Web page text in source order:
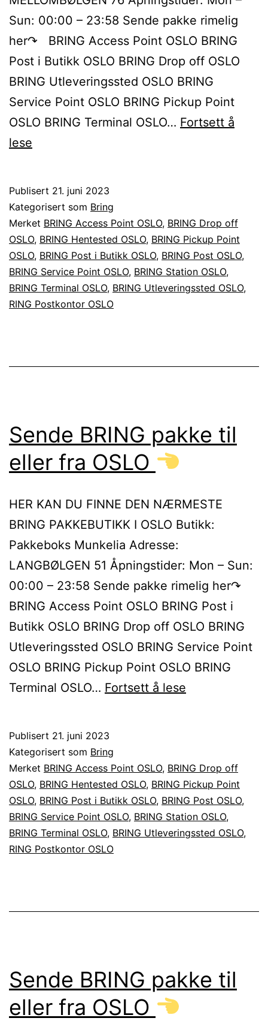
Sun: 00:00 – 23:58 Sende pakke rimelig
her↷ BRING Access Point OSLO BRING
Post i Butikk OSLO BRING Drop off OSLO
BRING Utleveringssted OSLO BRING
Service Point OSLO BRING Pickup Point
OSLO BRING Terminal OSLO… Fortsett å
lese
til
eller
fra
OSLO
Publisert 21. juni 2023
Kategorisert som Bring
Merket BRING Access Point OSLO, BRING Drop off
OSLO, BRING Hentested OSLO, BRING Pickup Point
OSLO, BRING Post i Butikk OSLO, BRING Post OSLO,
BRING Service Point OSLO, BRING Station OSLO,
BRING Terminal OSLO, BRING Utleveringssted OSLO,
RING Postkontor OSLO
Sende BRING pakke til
eller fra OSLO
HER KAN DU FINNE DEN NÆRMESTE
BRING PAKKEBUTIKK I OSLO Butikk:
Pakkeboks Munkelia Adresse:
LANGBØLGEN 51 Åpningstider: Mon – Sun:
00:00 – 23:58 Sende pakke rimelig her↷
BRING Access Point OSLO BRING Post i
Butikk OSLO BRING Drop off OSLO BRING
Utleveringssted OSLO BRING Service Point
OSLO BRING Pickup Point OSLO BRING
Terminal OSLO… Fortsett å lese
eller
fra
OSLO
Publisert 21. juni 2023
Kategorisert som Bring
Merket BRING Access Point OSLO, BRING Drop off
OSLO, BRING Hentested OSLO, BRING Pickup Point
OSLO, BRING Post i Butikk OSLO, BRING Post OSLO,
BRING Service Point OSLO, BRING Station OSLO,
BRING Terminal OSLO, BRING Utleveringssted OSLO,
RING Postkontor OSLO
Sende BRING pakke til
eller fra OSLO